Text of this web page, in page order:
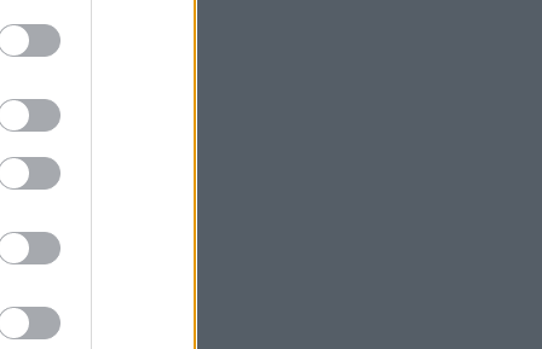
ΥΠΕΘΟΟ: 204,6 εκατ. ευρώ από το
ανάπλαση της ΔΕΘ
Η Apollo Global εξαγοράζει την
EasyJet έναντι 7,7 δισ. δολαρίων
δημοσιογράφο